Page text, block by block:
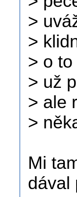
>
>
> o
> už
> ale
>
Mi
dával